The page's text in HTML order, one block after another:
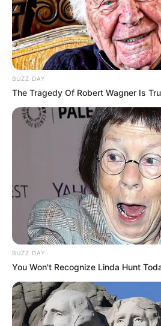
Baca juga:6 Fakta Menarik Di Balik
Superhero Penuh Twist
5. Swing Kids (2018)
Swing Kids merupakan film terbaru
2018 dan baru masuk ke layar bioskop
BUZZ DAY
The Tragedy Of Robert Wagner Is
BUZZ DAY
You Won't Recognize Linda Hunt